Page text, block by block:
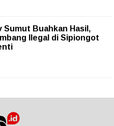
Sumut Buahkan Hasil,
Ilegal di Sipiongot